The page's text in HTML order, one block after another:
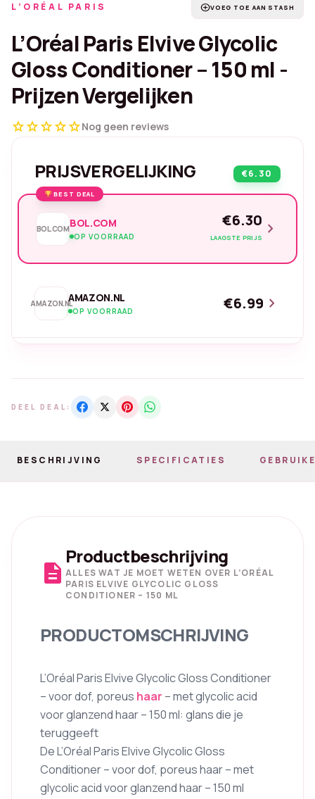
L’ORÉAL PARIS add_circleVOEG TOE AAN STASH
L’Oréal Paris Elvive Glycolic
Gloss Conditioner – 150 ml -
Prijzen Vergelijken
starstarstarstarstarNog geen reviews
PRIJSVERGELIJKING €6.30
BEST DEAL
BOL.COMBOL.COM
OP VOORRAAD
€6.30
LAAGSTE PRIJS chevron_right
AMAZON.NLAMAZON.NL
OP VOORRAAD €6.99 chevron_right
DEEL DEAL:
BESCHRIJVING SPECIFICATIES
description
Productbeschrijving
ALLES WAT JE MOET WETEN OVER L’ORÉAL
PARIS ELVIVE GLYCOLIC GLOSS
CONDITIONER – 150 ML
PRODUCTOMSCHRIJVING
L’Oréal Paris Elvive Glycolic Gloss Conditioner
– voor dof, poreus haar – met glycolic acid
voor glanzend haar – 150 ml: glans die je
teruggeeft
De L’Oréal Paris Elvive Glycolic Gloss
Conditioner – voor dof, poreus haar – met
glycolic acid voor glanzend haar – 150 ml